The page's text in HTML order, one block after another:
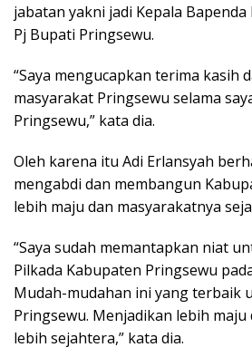
jabatan yakni jadi Kepala
Pj Bupati Pringsewu.
“Saya mengucapkan terima kasih
masyarakat Pringsewu selama
Pringsewu,” kata dia.
Oleh karena itu Adi Erlansyah
mengabdi dan membangun
lebih maju dan masyarakatnya
“Saya sudah memantapkan niat
Pilkada Kabupaten Pringsewu
Mudah-mudahan ini yang terbaik
Pringsewu. Menjadikan lebih
lebih sejahtera,” kata dia.